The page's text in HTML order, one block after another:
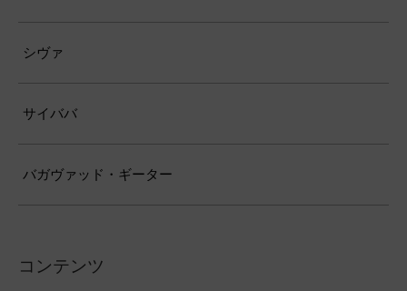
シヴァ
サイババ
バガヴァッド・ギーター
コンテンツ